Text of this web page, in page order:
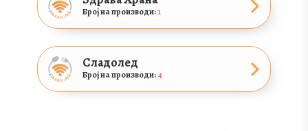
Број на производи:1
Сладолед
Број на производи:4